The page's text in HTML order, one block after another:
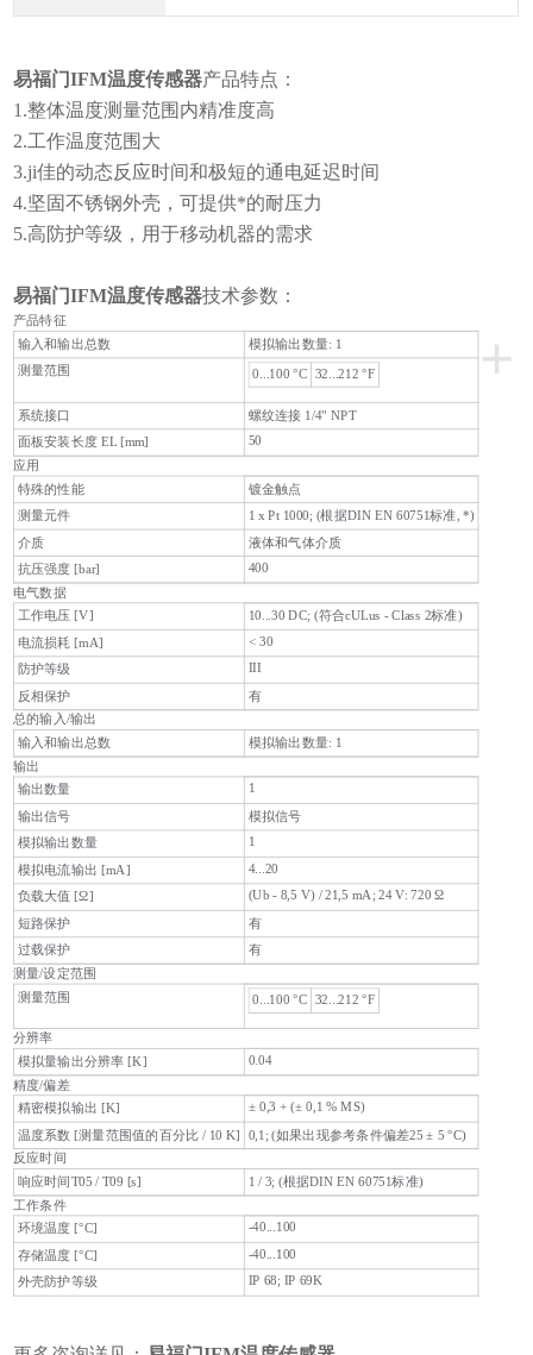
易福门IFM温度传感器产品特点：
1.整体温度测量范围内精准度高
2.工作温度范围大
3.ji佳的动态反应时间和极短的通电延迟时间
4.坚固不锈钢外壳，可提供*的耐压力
5.高防护等级，用于移动机器的需求
易福门IFM温度传感器技术参数：
+
产品特征
输入和输出总数
模拟输出数量: 1
测量范围 0...100 °C 32...212 °F
系统接口 螺纹连接 1/4" NPT
面板安装长度 EL [mm]
50
应用
特殊的性能
镀金触点
测量元件
1 x Pt 1000; (根据DIN EN 60751标准, *)
介质
液体和气体介质
抗压强度 [bar]
400
电气数据
工作电压 [V]
10...30 DC; (符合cULus - Class 2标准)
电流损耗 [mA]
< 30
防护等级
III
反相保护
有
总的输入/输出
输入和输出总数
模拟输出数量: 1
输出
输出数量
1
输出信号
模拟信号
模拟输出数量
1
模拟电流输出 [mA]
4...20
负载大值 [Ω]
(Ub - 8,5 V) / 21,5 mA; 24 V: 720 Ω
短路保护 有
过载保护
有
测量/设定范围
测量范围
0...100 °C 32...212 °F
分辨率
模拟量输出分辨率 [K]
0.04
精度/偏差
精密模拟输出 [K]
± 0,3 + (± 0,1 % MS)
温度系数 [测量范围值的百分比 / 10 K]
0,1; (如果出现参考条件偏差25 ± 5 °C)
反应时间
响应时间T05 / T09 [s]
1 / 3; (根据DIN EN 60751标准)
工作条件
环境温度 [°C]
-40...100
存储温度 [°C]
-40...100
外壳防护等级 IP 68; IP 69K